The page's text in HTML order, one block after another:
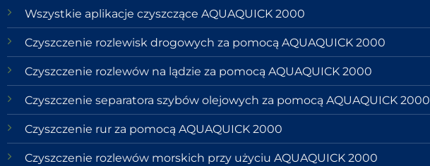
Wszystkie aplikacje czyszczące AQUAQUICK 2000
Czyszczenie rozlewisk drogowych za pomocą AQUAQUICK 2000
Czyszczenie rozlewów na lądzie za pomocą AQUAQUICK 2000
Czyszczenie separatora szybów olejowych za pomocą AQUAQUICK 2000
Czyszczenie rur za pomocą AQUAQUICK 2000
Czyszczenie rozlewów morskich przy użyciu AQUAQUICK 2000